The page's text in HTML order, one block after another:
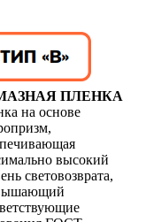
ПЛЕНКА
на основе
высокий
световозврата,